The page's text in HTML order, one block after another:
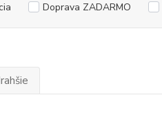
Doprava ZADARMO